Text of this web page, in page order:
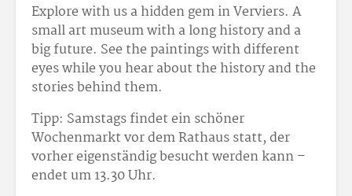
Explore with us a hidden gem in Verviers. A
small art museum with a long history and a
big future. See the paintings with different
eyes while you hear about the history and the
stories behind them.
Tipp: Samstags findet ein schöner
Wochenmarkt vor dem Rathaus statt, der
vorher eigenständig besucht werden kann –
endet um 13.30 Uhr.